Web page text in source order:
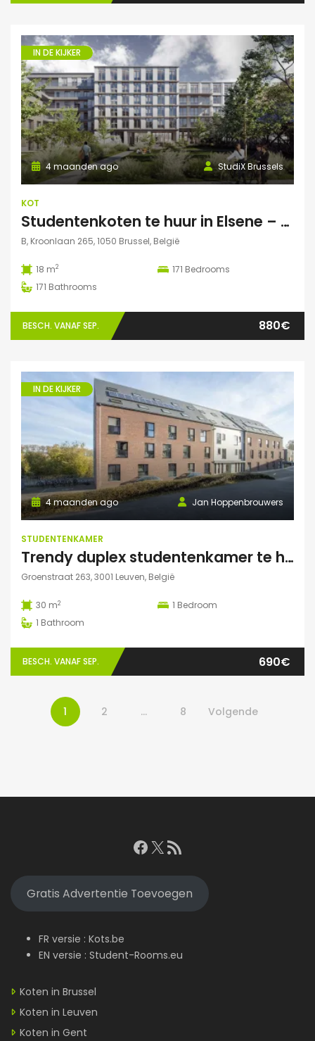
IN DE KIJKER
StudiX Brussels
4 maanden ago
KOT
Studentenkoten te huur in Elsene – Residentie StudiX
B, Kroonlaan 265, 1050 Brussel, België
18 m2 171 Bedrooms
171 Bathrooms
BESCH. VANAF SEP. 880€
IN DE KIJKER
Jan Hoppenbrouwers
4 maanden ago
STUDENTENKAMER
Trendy duplex studentenkamer te huur met grote zonnige tuin, grote polyvalente ruimte (chillen, spelletjes…) en fietsenberging
Groenstraat 263, 3001 Leuven, België
30 m2 1 Bedroom
1 Bathroom
BESCH. VANAF SEP. 690€
1 2 … 8 Volgende
Facebook
X RSS feed
Gratis Advertentie Toevoegen
FR versie : Kots.be
EN versie : Student-Rooms.eu
Koten in Brussel
Koten in Leuven
Koten in Gent